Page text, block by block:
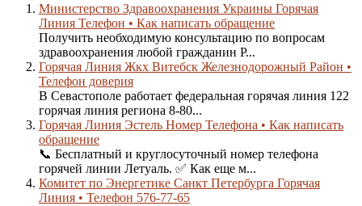
Министерство Здравоохранения Украины Горячая
Линия Телефон • Как написать обращение
Получить необходимую консультацию по вопросам
здравоохранения любой гражданин Р...
Горячая Линия Жкх Витебск Железнодорожный Район •
Телефон доверия
В Севастополе работает федеральная горячая линия 122
горячая линия региона 8-80...
Горячая Линия Эстель Номер Телефона • Как написать
обращение
📞 Бесплатный и круглосуточный номер телефона
горячей линии Летуаль. ✅ Как еще м...
Комитет по Энергетике Санкт Петербурга Горячая
Линия • Телефон 576-77-65